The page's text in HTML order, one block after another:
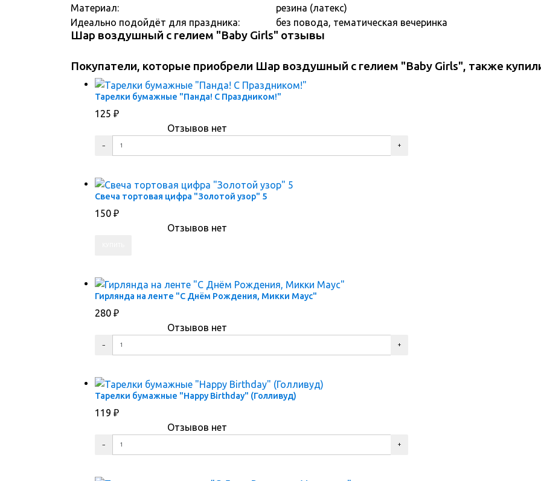
Материал:
резина (латекс)
Идеально подойдёт для праздника:
без повода, тематическая вечеринка
Шар воздушный с гелием "Baby Girls" отзывы
Покупатели, которые приобрели Шар воздушный с гелием "Baby Girls", также
Тарелки бумажные "Панда! С Праздником!"
125 ₽
Отзывов нет
Свеча тортовая цифра "Золотой узор" 5
150 ₽
Отзывов нет
Гирлянда на ленте "С Днём Рождения, Микки Маус"
280 ₽
Отзывов нет
Тарелки бумажные "Happy Birthday" (Голливуд)
119 ₽
Отзывов нет